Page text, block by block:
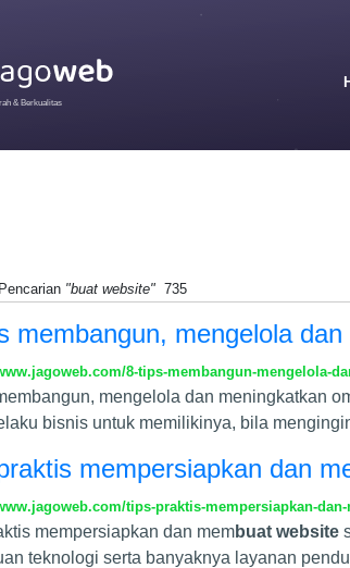
& Berkualitas
"buat website" 735
membangun, mengelola
8-tips-membangun-mengelola-
mengelola dan meningkatkan
bisnis untuk memilikinya, bila
mempersiapkan dan
tips-praktis-mempersiapkan-
mempersiapkan dan membuat website
teknologi serta banyaknya layanan